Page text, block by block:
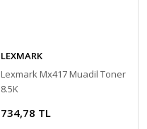
LEXMARK
Lexmark Mx417 Muadil Toner
8.5K
734,78 TL